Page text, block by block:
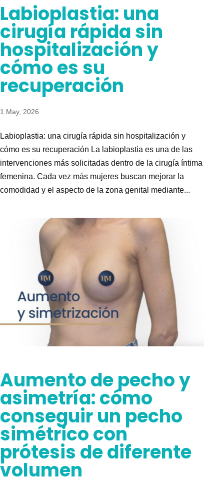
Labioplastia: una
cirugía rápida sin
hospitalización y
cómo es su
recuperación
1 May, 2026
Labioplastia: una cirugía rápida sin hospitalización y
cómo es su recuperación La labioplastia es una de las
intervenciones más solicitadas dentro de la cirugía íntima
femenina. Cada vez más mujeres buscan mejorar la
comodidad y el aspecto de la zona genital mediante...
Aumento de pecho y
asimetría: cómo
conseguir un pecho
simétrico con
prótesis de diferente
volumen